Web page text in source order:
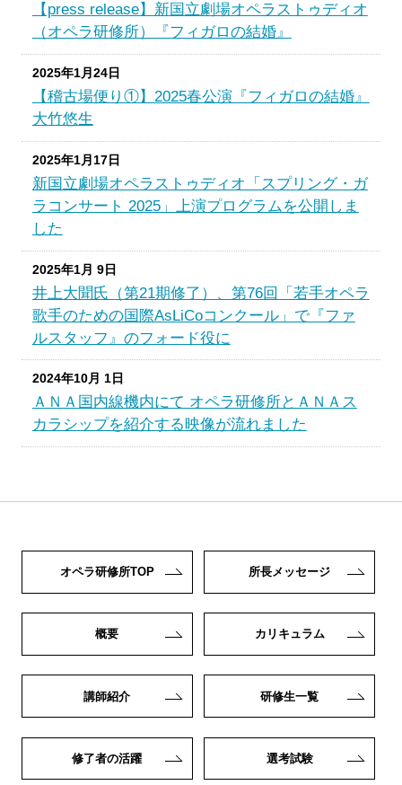
【press release】新国立劇場オペラストゥディオ
（オペラ研修所）『フィガロの結婚』
2025年1月24日
【稽古場便り①】2025春公演『フィガロの結婚』
大竹悠生
2025年1月17日
新国立劇場オペラストゥディオ「スプリング・ガ
ラコンサート 2025」上演プログラムを公開しま
した
2025年1月 9日
井上大聞氏（第21期修了）、第76回「若手オペラ
歌手のための国際AsLiCoコンクール」で『ファ
ルスタッフ』のフォード役に
2024年10月 1日
ＡＮＡ国内線機内にて オペラ研修所とＡＮＡス
カラシップを紹介する映像が流れました
オペラ研修所TOP 所長メッセージ
概要 カリキュラム
講師紹介 研修生一覧
修了者の活躍 選考試験